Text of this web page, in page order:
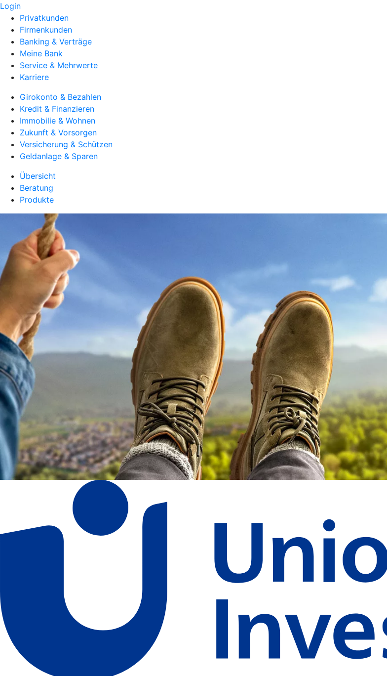
Login
Privatkunden
Firmenkunden
Banking & Verträge
Meine Bank
Service & Mehrwerte
Karriere
Girokonto & Bezahlen
Kredit & Finanzieren
Immobilie & Wohnen
Zukunft & Vorsorgen
Versicherung & Schützen
Geldanlage & Sparen
Übersicht
Beratung
Produkte